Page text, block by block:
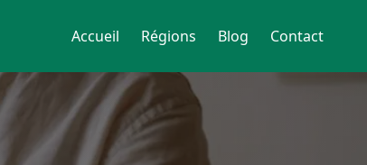
Accueil Régions Blog Contact